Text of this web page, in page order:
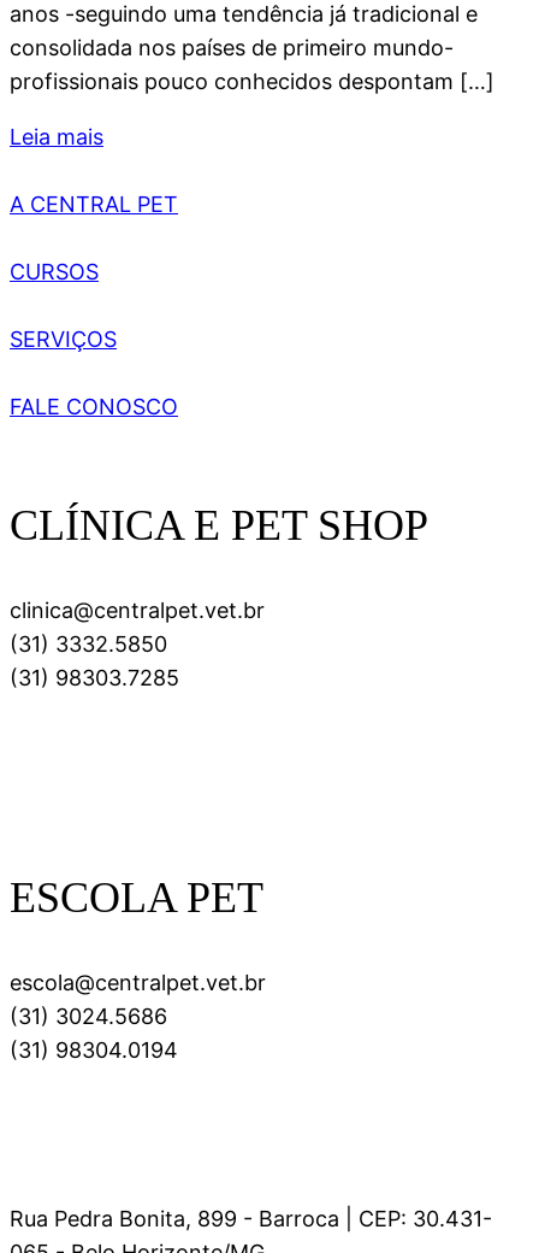
anos -seguindo uma tendência já tradicional e
consolidada nos países de primeiro mundo-
profissionais pouco conhecidos despontam […]
Leia mais
A CENTRAL PET
CURSOS
SERVIÇOS
FALE CONOSCO
CLÍNICA E PET SHOP
clinica@centralpet.vet.br
(31) 3332.5850
(31) 98303.7285
ESCOLA PET
escola@centralpet.vet.br
(31) 3024.5686
(31) 98304.0194
Rua Pedra Bonita, 899 - Barroca | CEP: 30.431-